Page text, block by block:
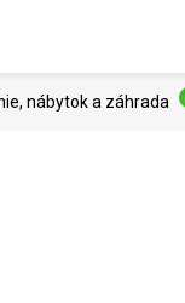
nábytok a záhrada